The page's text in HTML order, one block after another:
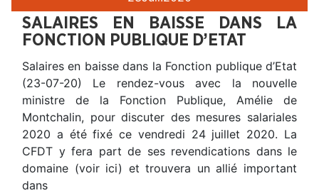
SALAIRES EN BAISSE DANS LA
FONCTION PUBLIQUE D’ETAT
Salaires en baisse dans la Fonction publique d’Etat
(23-07-20) Le rendez-vous avec la nouvelle
ministre de la Fonction Publique, Amélie de
Montchalin, pour discuter des mesures salariales
2020 a été fixé ce vendredi 24 juillet 2020. La
CFDT y fera part de ses revendications dans le
domaine (voir ici) et trouvera un allié important
dans